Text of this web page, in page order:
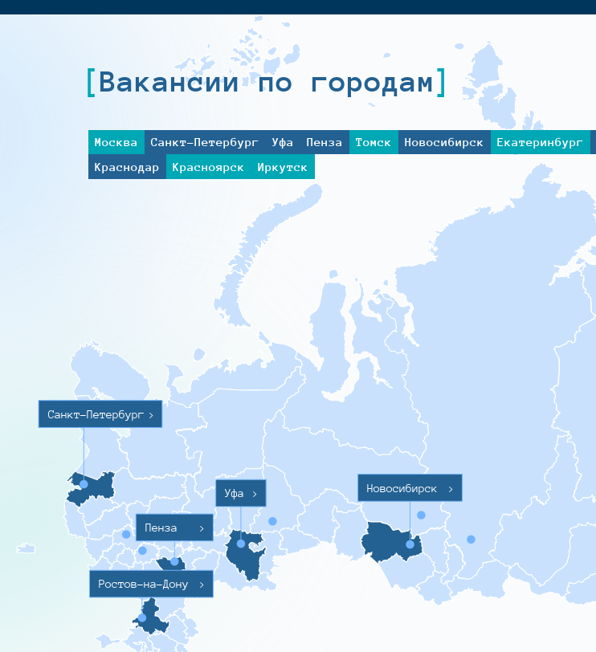
Вакансии по городам
Москва Санкт-Петербург Уфа Пенза Томск Новосибирск Екатеринбург
Краснодар
Красноярск Иркутск
Санкт-Петербург >
Ростов-на-Дону >
Пенза >
Уфа > Новосибирск >